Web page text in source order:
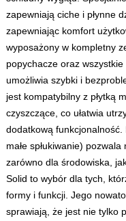
zapewniają ciche i płynne
zapewniając komfort
wyposażony w kompletny
popychacze oraz
umożliwia szybki i
jest kompatybilny z płytką
czyszczące, co ułatwia
dodatkową funkcjonalność.
małe spłukiwanie)
zarówno dla środowiska,
Solid to wybór dla tych,
formy i funkcji. Jego
sprawiają, że jest nie tylko